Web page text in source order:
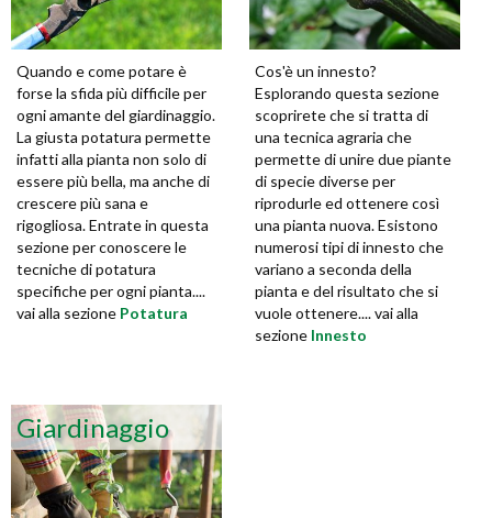
Quando e come potare è
forse la sfida più difficile per
ogni amante del giardinaggio.
La giusta potatura permette
infatti alla pianta non solo di
essere più bella, ma anche di
crescere più sana e
rigogliosa. Entrate in questa
sezione per conoscere le
tecniche di potatura
specifiche per ogni pianta....
vai alla sezione Potatura
Cos'è un innesto?
Esplorando questa sezione
scoprirete che si tratta di
una tecnica agraria che
permette di unire due piante
di specie diverse per
riprodurle ed ottenere così
una pianta nuova. Esistono
numerosi tipi di innesto che
variano a seconda della
pianta e del risultato che si
vuole ottenere.... vai alla
sezione Innesto
Giardinaggio